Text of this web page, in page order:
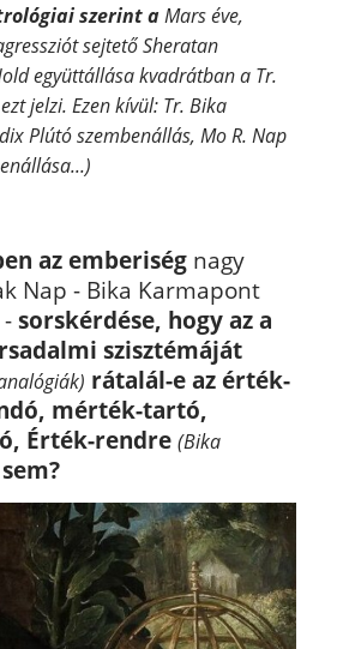
szerint aMars éve,
sejtető Sheratan
együttállása kvadrátban a Tr.
jelzi. Ezen kívül: Tr. Bika
Plútó szembenállás, Mo R. Nap
az emberiség nagy
Nap - Bika Karmapont
sorskérdése, hogy az a
szisztémáját
rátalál-e az érték-
mérték-tartó,
Érték-rendre (Bika